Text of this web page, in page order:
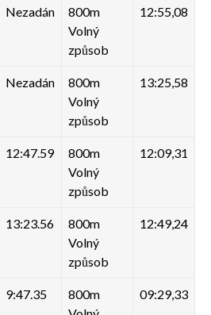
Nezadán
800m
Volný
způsob
12:55,08
Nezadán
800m
Volný
způsob
13:25,58
12:47.59
800m
Volný
způsob
12:09,31
13:23.56
800m
Volný
způsob
12:49,24
9:47.35
800m
09:29,33